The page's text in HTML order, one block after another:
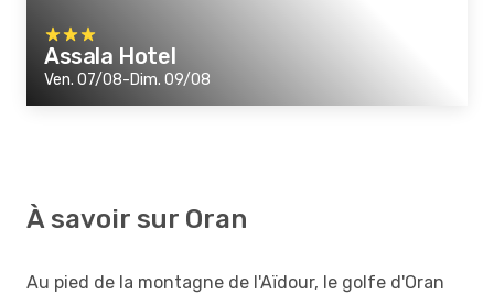
Assala Hotel
Ven. 07/08-Dim. 09/08
À savoir sur Oran
Au pied de la montagne de l'Aïdour, le golfe d'Oran